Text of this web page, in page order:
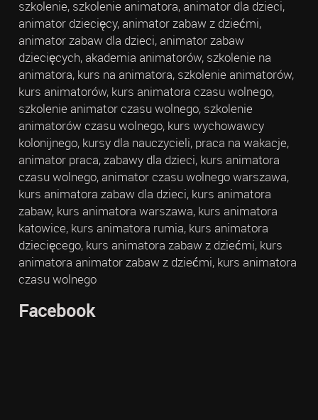
szkolenie, szkolenie animatora, animator dla dzieci,
animator dziecięcy, animator zabaw z dziećmi,
animator zabaw dla dzieci, animator zabaw
dziecięcych, akademia animatorów, szkolenie na
animatora, kurs na animatora, szkolenie animatorów,
kurs animatorów, kurs animatora czasu wolnego,
szkolenie animator czasu wolnego, szkolenie
animatorów czasu wolnego, kurs wychowawcy
kolonijnego, kursy dla nauczycieli, praca na wakacje,
animator praca, zabawy dla dzieci, kurs animatora
czasu wolnego, animator czasu wolnego warszawa,
kurs animatora zabaw dla dzieci, kurs animatora
zabaw, kurs animatora warszawa, kurs animatora
katowice, kurs animatora rumia, kurs animatora
dziecięcego, kurs animatora zabaw z dziećmi, kurs
animatora animator zabaw z dziećmi, kurs animatora
czasu wolnego
Facebook